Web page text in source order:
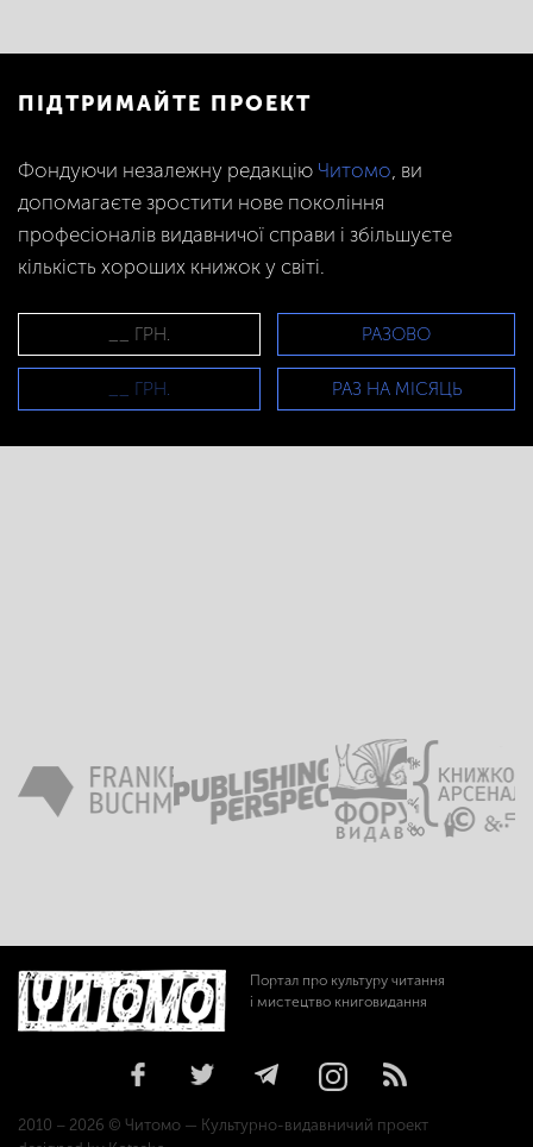
ПІДТРИМАЙТЕ ПРОЕКТ
Фондуючи незалежну редакцію Читомо, ви
допомагаєте зростити нове покоління
професіоналів видавничої справи і збільшуєте
кількість хороших книжок у світі.
РАЗОВО
РАЗ НА МІСЯЦЬ
Портал про культуру читання
і мистецтво книговидання
2010 – 2026 © Читомо — Культурно-видавничий проект